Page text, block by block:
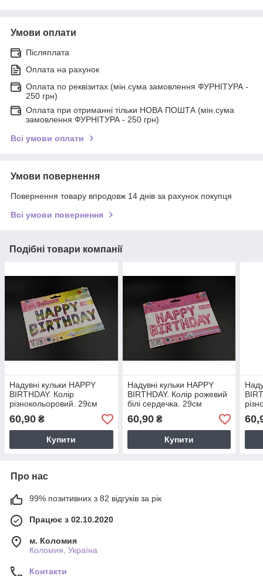
Умови оплати
Післяплата
Оплата на рахунок
Оплата по реквізитах (мін.сума замовлення ФУРНІТУРА -
250 грн)
Оплата при отриманні тільки НОВА ПОШТА (мін.сума
замовлення ФУРНІТУРА - 250 грн)
Всі умови оплати
Умови повернення
Повернення товару впродовж 14 днів за рахунок покупця
Всі умови повернення
Подібні товари компанії
Надувні кульки HAPPY
BIRTHDAY. Колір
різнокольоровий. 29см
60,90 ₴
Купити
Надувні кульки HAPPY
BIRTHDAY. Колір рожевий
білі сердечка. 29см
60,90₴
Купити
Про нас
99% позитивних з 82 відгуків за рік
Працює з 02.10.2020
м. Коломия
Коломия, Україна
Контакти